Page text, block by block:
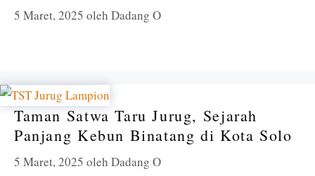
5 Maret, 2025 oleh Dadang O
Taman Satwa Taru Jurug, Sejarah
Panjang Kebun Binatang di Kota Solo
5 Maret, 2025 oleh Dadang O